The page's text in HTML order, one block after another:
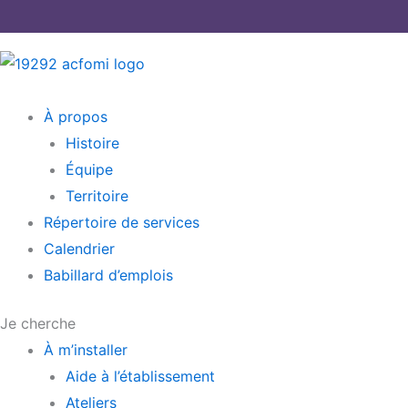
au
contenu
Main
À propos
Histoire
Équipe
Territoire
Répertoire de services
Calendrier
Babillard d’emplois
Je cherche
Main
À m’installer
Aide à l’établissement
Ateliers